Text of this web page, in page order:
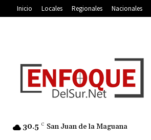
Inicio Locales Regionales Nacionales
30.5 C San Juan de la Maguana